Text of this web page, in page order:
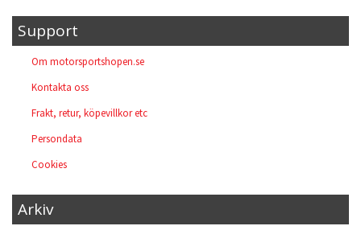
Support
Om motorsportshopen.se
Kontakta oss
Frakt, retur, köpevillkor etc
Persondata
Cookies
Arkiv